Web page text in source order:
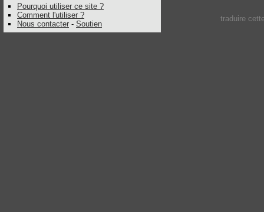
Pourquoi utiliser ce site ?
Comment l'utiliser ?
Nous contacter - Soutien
traduire